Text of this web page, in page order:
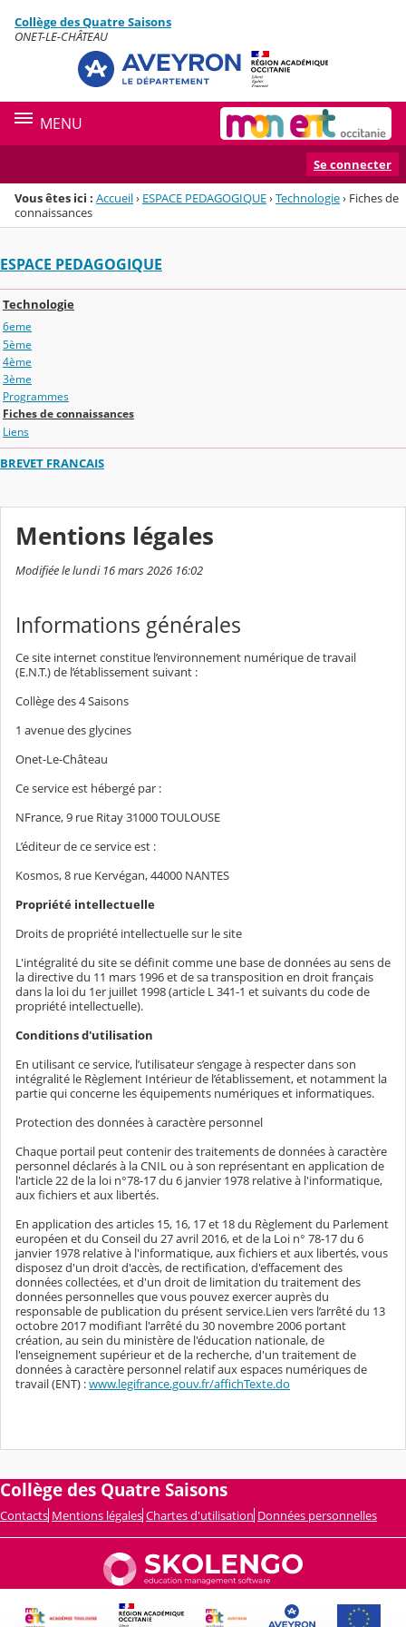
Menu de la rubrique
Contenu
Collège des Quatre Saisons
ONET-LE-CHÂTEAU
MENU
Se connecter
Vous êtes ici : Accueil› ESPACE PEDAGOGIQUE›Technologie› Fiches de
connaissances
ESPACE PEDAGOGIQUE
Technologie
6eme
5ème
4ème
3ème
Programmes
Fiches de connaissances
Liens
BREVET FRANCAIS
Mentions légales
Modifiée le lundi 16 mars 2026 16:02
Informations générales
Ce site internet constitue l’environnement numérique de travail
(E.N.T.) de l’établissement suivant :
Collège des 4 Saisons
1 avenue des glycines
Onet-Le-Château
Ce service est hébergé par :
NFrance, 9 rue Ritay 31000 TOULOUSE
L’éditeur de ce service est :
Kosmos, 8 rue Kervégan, 44000 NANTES
Propriété intellectuelle
Droits de propriété intellectuelle sur le site
L'intégralité du site se définit comme une base de données au sens de
la directive du 11 mars 1996 et de sa transposition en droit français
dans la loi du 1er juillet 1998 (article L 341-1 et suivants du code de
propriété intellectuelle).
Conditions d'utilisation
En utilisant ce service, l’utilisateur s’engage à respecter dans son
intégralité le Règlement Intérieur de l’établissement, et notamment la
partie qui concerne les équipements numériques et informatiques.
Protection des données à caractère personnel
Chaque portail peut contenir des traitements de données à caractère
personnel déclarés à la CNIL ou à son représentant en application de
l'article 22 de la loi n°78-17 du 6 janvier 1978 relative à l'informatique,
aux fichiers et aux libertés.
En application des articles 15, 16, 17 et 18 du Règlement du Parlement
européen et du Conseil du 27 avril 2016, et de la Loi n° 78-17 du 6
janvier 1978 relative à l'informatique, aux fichiers et aux libertés, vous
disposez d'un droit d'accès, de rectification, d'effacement des
données collectées, et d'un droit de limitation du traitement des
données personnelles que vous pouvez exercer auprès du
responsable de publication du présent service.Lien vers l’arrêté du 13
octobre 2017 modifiant l'arrêté du 30 novembre 2006 portant
création, au sein du ministère de l'éducation nationale, de
l'enseignement supérieur et de la recherche, d'un traitement de
données à caractère personnel relatif aux espaces numériques de
travail (ENT) :www.legifrance.gouv.fr/affichTexte.do
Collège des Quatre Saisons
Contacts Mentions légales Chartes d'utilisation Données personnelles